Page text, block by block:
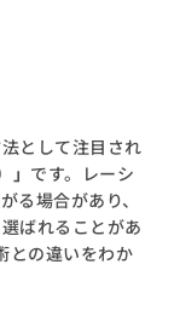
として注目され
です。レーシ
る場合があり、
ばれることがあ
との違いをわか